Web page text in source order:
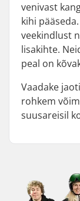
venivast
kihi
veekindlust
lisakihte.
peal on
Vaadake
rohkem
suusareisil